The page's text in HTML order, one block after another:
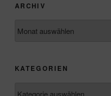
ARCHIV
KATEGORIEN